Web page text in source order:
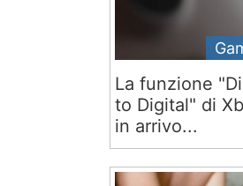
La funzione
to Digital" di
in arrivo...